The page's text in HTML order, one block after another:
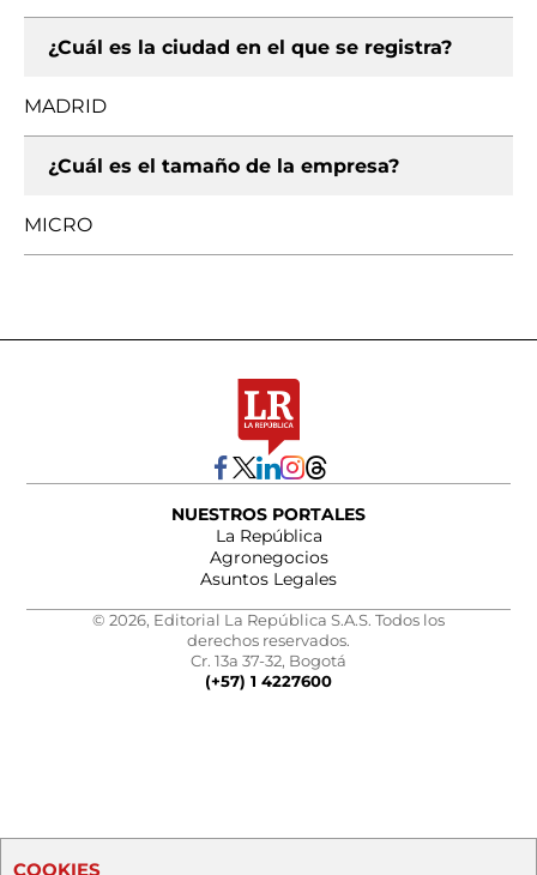
¿Cuál es la ciudad en el que se registra?
MADRID
¿Cuál es el tamaño de la empresa?
MICRO
NUESTROS PORTALES
La República
Agronegocios
Asuntos Legales
© 2026, Editorial La República S.A.S. Todos los
derechos reservados.
Cr. 13a 37-32, Bogotá
(+57) 1 4227600
COOKIES